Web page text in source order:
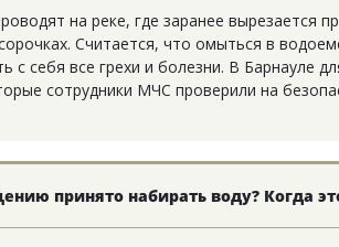
на реке, где заранее вырезается
Считается, что омыться в
с себя все грехи и болезни. В Барнауле
сотрудники МЧС проверили на
принято набирать воду? Когда